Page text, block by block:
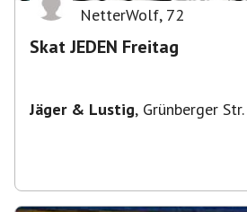
NetterWolf, 72
Skat JEDEN Freitag
Jäger & Lustig, Grünberger